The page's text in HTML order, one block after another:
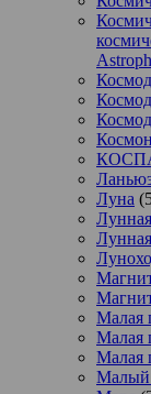
Луна
Малая
Малая
Малая
Малый